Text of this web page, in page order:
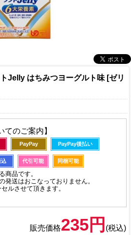
Jelly はちみつヨーグルト味 [ゼリ
てのご案内】
PayPay PayPay後払い
込 代引可能 同梱可能
商品です。
発送はおこなっておりません。
ルさせて頂きます。
販売価格235円 (税込)